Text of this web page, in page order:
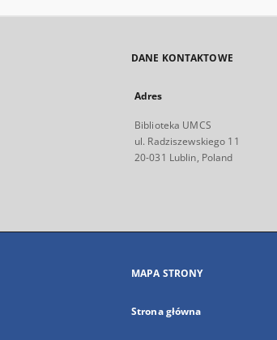
DANE KONTAKTOWE
Adres
Biblioteka UMCS
ul. Radziszewskiego 11
20-031 Lublin, Poland
MAPA STRONY
Strona główna